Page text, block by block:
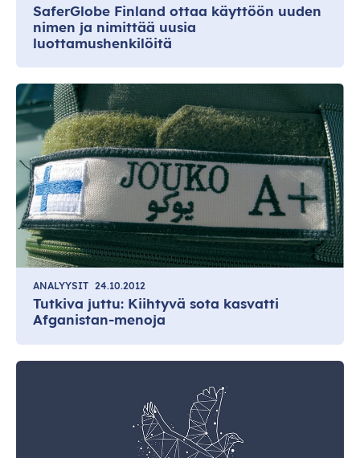
SaferGlobe Finland ottaa käyttöön uuden
nimen ja nimittää uusia
luottamushenkilöitä
ANALYYSIT 24.10.2012
Tutkiva juttu: Kiihtyvä sota kasvatti
Afganistan-menoja